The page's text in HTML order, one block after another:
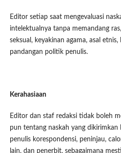
Editor setiap saat mengevaluasi
intelektualnya tanpa memandang
seksual, keyakinan agama, asal
pandangan politik penulis.
Kerahasiaan
Editor dan staf redaksi tidak boleh
pun tentang naskah yang dikirimkan
penulis korespondensi, peninjau,
lain, dan penerbit, sebagaimana